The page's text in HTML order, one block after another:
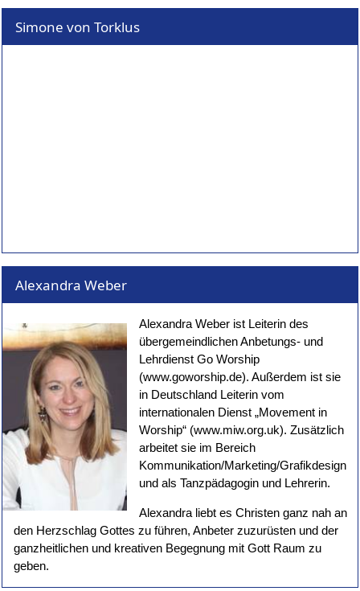
Simone von Torklus
Alexandra Weber
Alexandra Weber ist Leiterin des
übergemeindlichen Anbetungs- und
Lehrdienst Go Worship
(www.goworship.de). Außerdem ist sie
in Deutschland Leiterin vom
internationalen Dienst „Movement in
Worship“ (www.miw.org.uk). Zusätzlich
arbeitet sie im Bereich
Kommunikation/Marketing/Grafikdesign
und als Tanzpädagogin und Lehrerin.
Alexandra liebt es Christen ganz nah an
den Herzschlag Gottes zu führen, Anbeter zuzurüsten und der
ganzheitlichen und kreativen Begegnung mit Gott Raum zu
geben.